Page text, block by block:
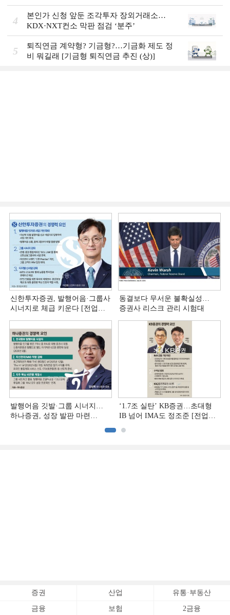
4
본인가 신청 앞둔 조각투자 장외거래소…
KDX·NXT컨소 막판 점검 ‘분주’
5
퇴직연금 계약형? 기금형?…기금화 제도 정
비 뭐길래 [기금형 퇴직연금 추진 (상)]
신한투자증권, 발행어음·그룹사
시너지로 체급 키운다 [전업계
동결보다 무서운 불확실성…
증권사 리스크 관리 시험대
발행어음 깃발·그룹 시너지…
하나증권, 성장 발판 마련
‘1.7조 실탄’ KB증권…초대형
IB 넘어 IMA도 정조준 [전업계
증권 산업 유통·부동산
금융 보험 2금융